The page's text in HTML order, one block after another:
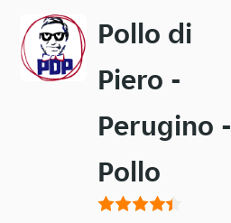
contenuto
principale
Pollo di
Piero -
Perugino -
Pollo